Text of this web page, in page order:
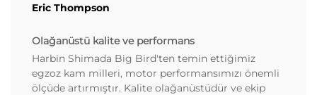
Eric Thompson
Olağanüstü kalite ve performans
Harbin Shimada Big Bird'ten temin ettiğimiz
egzoz kam milleri, motor performansımızı önemli
ölçüde artırmıştır. Kalite olağanüstüdür ve ekip